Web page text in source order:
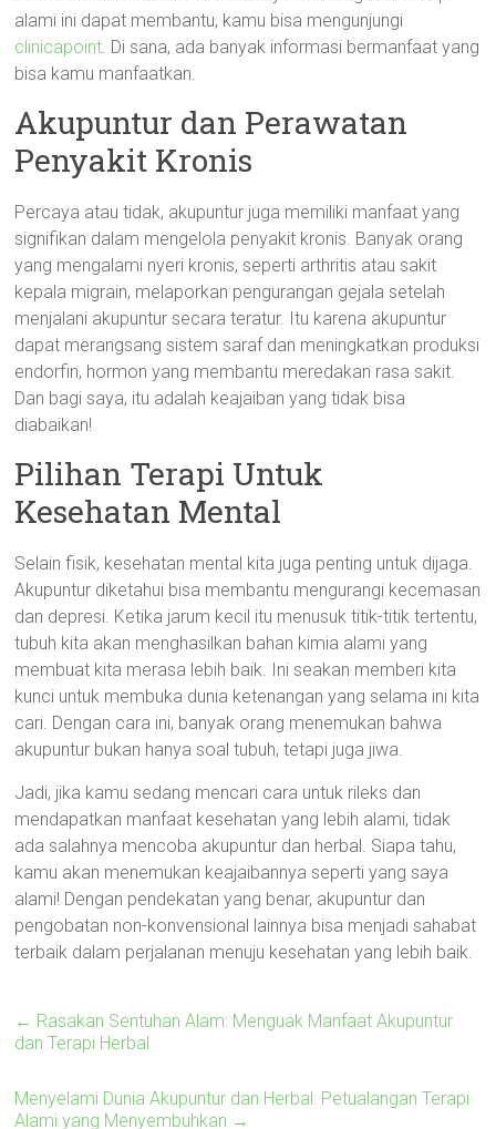
alami ini dapat membantu, kamu bisa mengunjungi
clinicapoint. Di sana, ada banyak informasi bermanfaat yang
bisa kamu manfaatkan.
Akupuntur dan Perawatan
Penyakit Kronis
Percaya atau tidak, akupuntur juga memiliki manfaat yang
signifikan dalam mengelola penyakit kronis. Banyak orang
yang mengalami nyeri kronis, seperti arthritis atau sakit
kepala migrain, melaporkan pengurangan gejala setelah
menjalani akupuntur secara teratur. Itu karena akupuntur
dapat merangsang sistem saraf dan meningkatkan produksi
endorfin, hormon yang membantu meredakan rasa sakit.
Dan bagi saya, itu adalah keajaiban yang tidak bisa
diabaikan!
Pilihan Terapi Untuk
Kesehatan Mental
Selain fisik, kesehatan mental kita juga penting untuk dijaga.
Akupuntur diketahui bisa membantu mengurangi kecemasan
dan depresi. Ketika jarum kecil itu menusuk titik-titik tertentu,
tubuh kita akan menghasilkan bahan kimia alami yang
membuat kita merasa lebih baik. Ini seakan memberi kita
kunci untuk membuka dunia ketenangan yang selama ini kita
cari. Dengan cara ini, banyak orang menemukan bahwa
akupuntur bukan hanya soal tubuh, tetapi juga jiwa.
Jadi, jika kamu sedang mencari cara untuk rileks dan
mendapatkan manfaat kesehatan yang lebih alami, tidak
ada salahnya mencoba akupuntur dan herbal. Siapa tahu,
kamu akan menemukan keajaibannya seperti yang saya
alami! Dengan pendekatan yang benar, akupuntur dan
pengobatan non-konvensional lainnya bisa menjadi sahabat
terbaik dalam perjalanan menuju kesehatan yang lebih baik.
← Rasakan Sentuhan Alam: Menguak Manfaat Akupuntur
dan Terapi Herbal
Menyelami Dunia Akupuntur dan Herbal: Petualangan Terapi
Alami yang Menyembuhkan →